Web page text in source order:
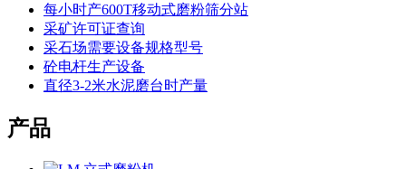
每小时产600T移动式磨粉筛分站
采矿许可证查询
采石场需要设备规格型号
砼电杆生产设备
直径3-2米水泥磨台时产量
产品